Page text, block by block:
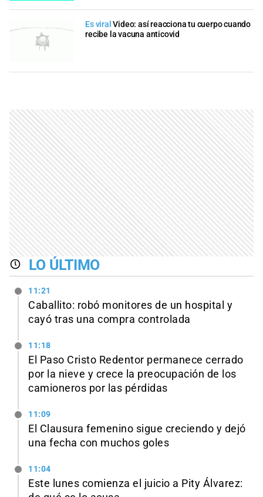
Es viral Video: así reacciona tu cuerpo cuando
recibe la vacuna anticovid
LO ÚLTIMO
11:21
Caballito: robó monitores de un hospital y
cayó tras una compra controlada
11:18
El Paso Cristo Redentor permanece cerrado
por la nieve y crece la preocupación de los
camioneros por las pérdidas
11:09
El Clausura femenino sigue creciendo y dejó
una fecha con muchos goles
11:04
Este lunes comienza el juicio a Pity Álvarez: